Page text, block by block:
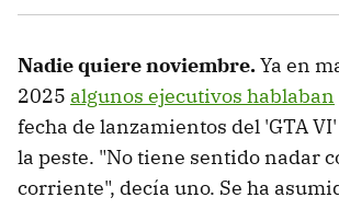
Nadie quiere noviembre.Ya en
2025 algunos ejecutivos hablaban
fecha de lanzamientos del 'GTA
la peste. "No tiene sentido nadar
corriente", decía uno. Se ha